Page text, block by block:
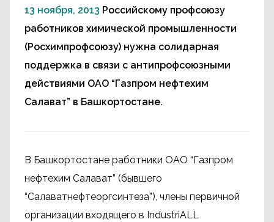
13 ноября, 2013 Российскому профсоюзу
работников химической промышленности
(Росхимпрофсоюзу) нужна солидарная
поддержка в связи с антипрофсоюзными
действиями ОАО “Газпром нефтехим
Салават” в Башкортостане.
В Башкортостане работники ОАО “Газпром
нефтехим Салават” (бывшего
“Салаватнефтеоргсинтеза”), члены первичной
организации входящего в IndustriALL